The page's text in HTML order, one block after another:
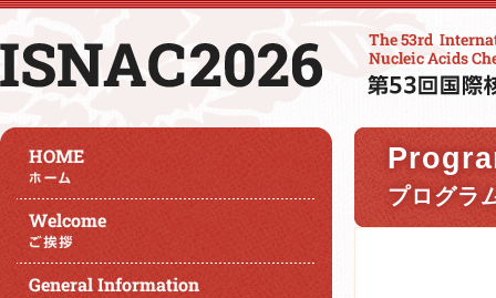
プログラ